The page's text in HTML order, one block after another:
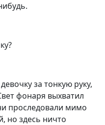
за тонкую руку,
фонаря выхватил
проследовали мимо
но здесь ничто